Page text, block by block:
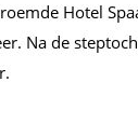
Hotel
Na de